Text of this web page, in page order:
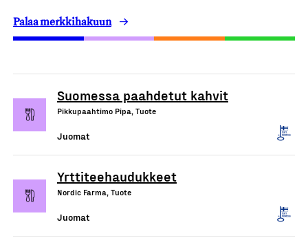
Palaa merkkihakuun
Suomessa paahdetut kahvit
Pikkupaahtimo Pipa, Tuote
Juomat
Yrttiteehaudukkeet
Nordic Farma, Tuote
Juomat